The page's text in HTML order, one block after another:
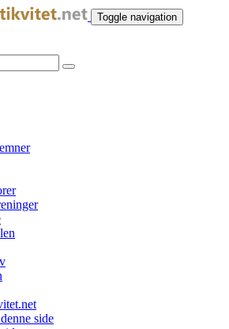
Toggle navigation
side